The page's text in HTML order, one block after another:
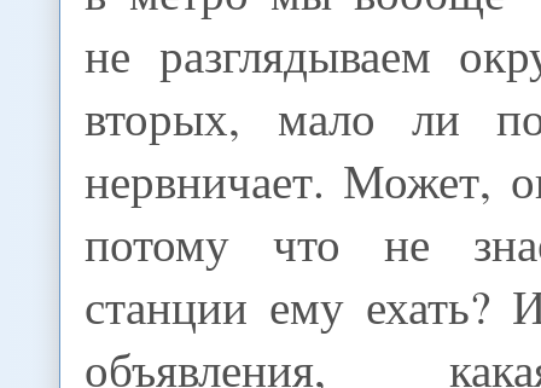
не разглядываем
вторых, мало ли
нервничает. Может,
потому что не
станции ему ехать?
объявления,